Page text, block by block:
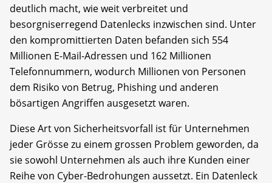
deutlich macht, wie weit verbreitet und
besorgniserregend Datenlecks inzwischen sind. Unter
den kompromittierten Daten befanden sich 554
Millionen E-Mail-Adressen und 162 Millionen
Telefonnummern, wodurch Millionen von Personen
dem Risiko von Betrug, Phishing und anderen
bösartigen Angriffen ausgesetzt waren.
Diese Art von Sicherheitsvorfall ist für Unternehmen
jeder Grösse zu einem grossen Problem geworden, da
sie sowohl Unternehmen als auch ihre Kunden einer
Reihe von Cyber-Bedrohungen aussetzt. Ein Datenleck